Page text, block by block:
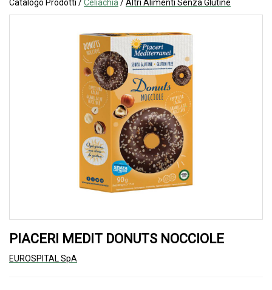
Catalogo Prodotti /Celiachia /Altri Alimenti Senza Glutine
PIACERI MEDIT DONUTS NOCCIOLE
EUROSPITAL SpA